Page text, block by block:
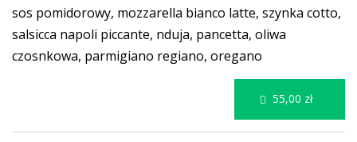
sos pomidorowy, mozzarella bianco latte, szynka cotto,
salsicca napoli piccante, nduja, pancetta, oliwa
czosnkowa, parmigiano regiano, oregano